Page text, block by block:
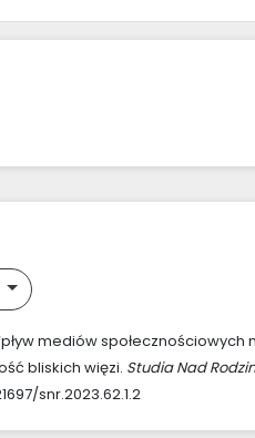
mediów społecznościowych
bliskich więzi. Studia Nad
snr.2023.62.1.2